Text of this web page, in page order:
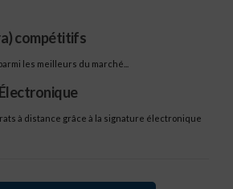
compétitifs
les meilleurs du marché...
à distance grâce à la signature électronique